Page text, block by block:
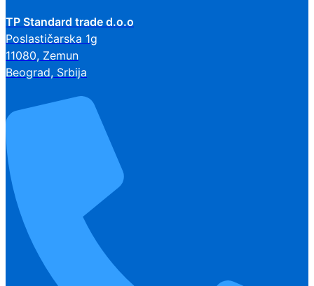
TP Standard trade d.o.o
Poslastičarska 1g
11080, Zemun
Beograd, Srbija